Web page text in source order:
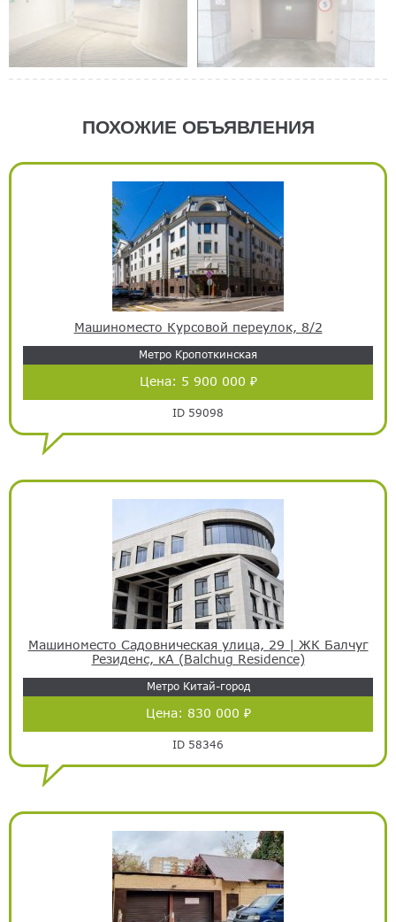
ПОХОЖИЕ ОБЪЯВЛЕНИЯ
Машиноместо Курсовой переулок, 8/2
Метро Кропоткинская
Цена: 5 900 000 ₽
ID 59098
Машиноместо Садовническая улица, 29 | ЖК Балчуг
Резиденс, кА (Balchug Residence)
Метро Китай-город
Цена: 830 000 ₽
ID 58346